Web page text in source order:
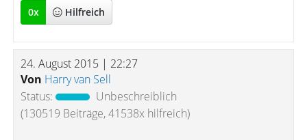
0x Hilfreich
24. August 2015 | 22:27
Von Harry van Sell
Status:
Unbeschreiblich
(130519 Beiträge, 41538x hilfreich)